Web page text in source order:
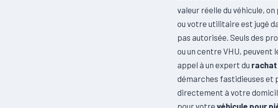
valeur réelle du véhicule,
ou votre utilitaire est jugé
pas autorisée. Seuls des
ou un centre VHU,
appel à un expert du rachat
démarches fastidieuses et
directement à votre